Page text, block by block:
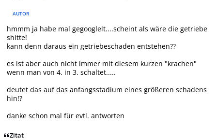
AUTOR
hmmm ja habe mal gegooglelt....scheint als wäre die getriebe
shitte!
kann denn daraus ein getriebeschaden entstehen??
es ist aber auch nicht immer mit diesem kurzen "krachen"
wenn man von 4. in 3. schaltet.....
deutet das auf das anfangsstadium eines größeren schadens
hin!?
danke schon mal für evtl. antworten
Zitat